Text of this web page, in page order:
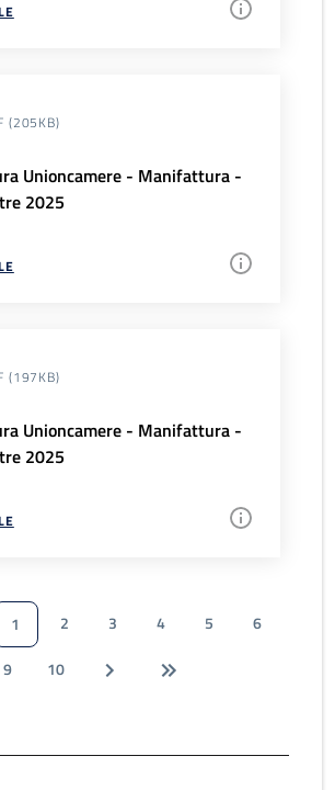
(205KB)
Unioncamere - Manifattura -
2025
(197KB)
Unioncamere - Manifattura -
2025
1 2 3 4 5
6
9 10